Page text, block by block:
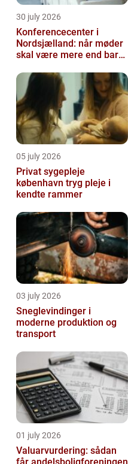
30 july 2026
Konferencecenter i
Nordsjælland: når møder
skal være mere end bare
05 july 2026
Privat sygepleje
københavn tryg pleje i
kendte rammer
03 july 2026
Sneglevindinger i
moderne produktion og
transport
01 july 2026
Valuarvurdering: sådan